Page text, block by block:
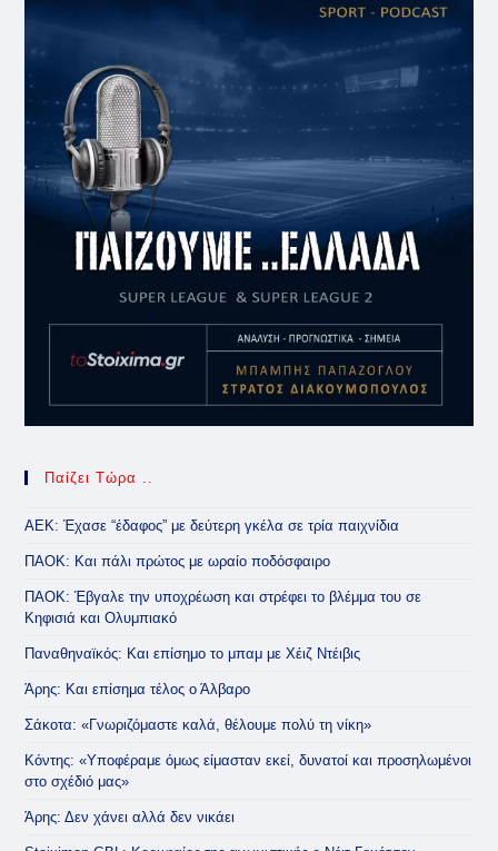
Παίζει Τώρα ..
ΑΕΚ: Έχασε “έδαφος” με δεύτερη γκέλα σε τρία παιχνίδια
ΠΑΟΚ: Και πάλι πρώτος με ωραίο ποδόσφαιρο
ΠΑΟΚ: Έβγαλε την υποχρέωση και στρέφει το βλέμμα του σε
Κηφισιά και Ολυμπιακό
Παναθηναϊκός: Και επίσημο το μπαμ με Χέιζ Ντέιβις
Άρης: Και επίσημα τέλος ο Άλβαρο
Σάκοτα: «Γνωριζόμαστε καλά, θέλουμε πολύ τη νίκη»
Κόντης: «Υποφέραμε όμως είμασταν εκεί, δυνατοί και προσηλωμένοι
στο σχέδιό μας»
Άρης: Δεν χάνει αλλά δεν νικάει